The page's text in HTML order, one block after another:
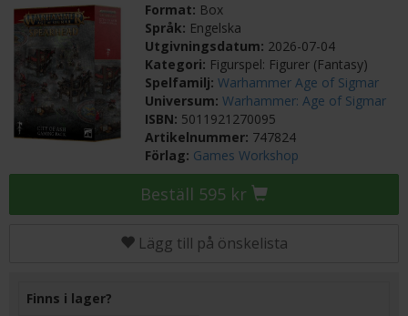
Format: Box
Språk: Engelska
Utgivningsdatum: 2026-07-04
Kategori: Figurspel: Figurer (Fantasy)
Spelfamilj:Warhammer Age of Sigmar
Universum:Warhammer: Age of Sigmar
ISBN: 5011921270095
Artikelnummer: 747824
Förlag: Games Workshop
Beställ 595 kr
Lägg till på önskelista
Finns i lager?